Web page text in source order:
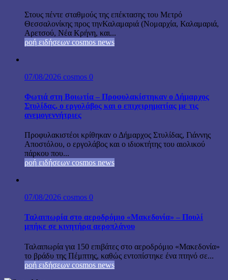
Στους πέντε σταθμούς της επέκτασης του Μετρό
Θεσσαλονίκης προς τηνΚαλαμαριά (Νομαρχία, Καλαμαριά,
Αρετσού, Νέα Κρήνη, και...
ροή ειδήσεων cosmos news
07/08/2026 cosmos 0
Φωτιά στη Βοιωτία – Προφυλακίστηκαν ο Δήμαρχος
Στυλίδας, ο εργολάβος και ο επιχειρηματίας με τις
ανεμογεννήτριες
Προφυλακιστέοι κρίθηκαν ο Δήμαρχος Στυλίδας, Γιάννης
Αποστόλου, ο εργολάβος και ο ιδιοκτήτης του αιολικού
πάρκου που...
ροή ειδήσεων cosmos news
07/08/2026 cosmos 0
Ταλαιπωρία στο αεροδρόμιο «Μακεδονία» – Πουλί
μπήκε σε κινητήρα αεροπλάνου
Ταλαιπωρία για 150 επιβάτες στο αεροδρόμιο «Μακεδονία»
το βράδυ της Πέμπτης, καθώς εντοπίστηκε ένα πτηνό σε...
ροή ειδήσεων cosmos news